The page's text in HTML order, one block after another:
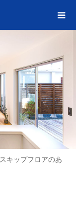
スキップフロアのあ